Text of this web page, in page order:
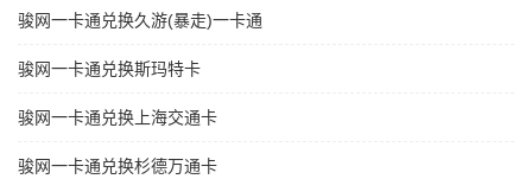
骏网一卡通兑换久游(暴走)一卡通
骏网一卡通兑换斯玛特卡
骏网一卡通兑换上海交通卡
骏网一卡通兑换杉德万通卡